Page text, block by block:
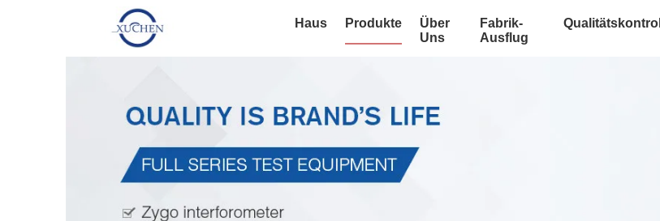
Haus Produkte
Über
Uns
Fabrik-
Ausflug